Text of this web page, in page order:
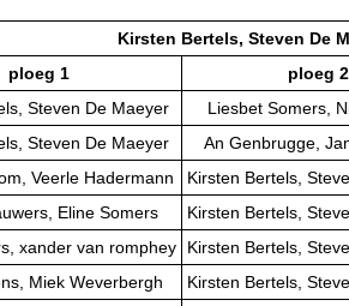
Kirsten Bertels, Steven De
ploeg 1
ploeg 2
Steven De Maeyer
Liesbet Somers,
Steven De Maeyer
An Genbrugge,
Veerle Hadermann
Kirsten Bertels,
Eline Somers
Kirsten Bertels,
xander van romphey
Kirsten Bertels,
Miek Weverbergh
Kirsten Bertels,